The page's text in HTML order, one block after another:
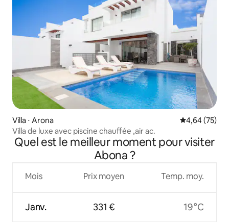
Villa ⋅ Arona Évaluation
4,64 (75)
Villa de luxe avec piscine chauffée ,air ac.
Quel est le meilleur moment pour visiter
Abona ?
Mois
Janv.
Prix moyen
331 €
Temp. moy.
19 °C